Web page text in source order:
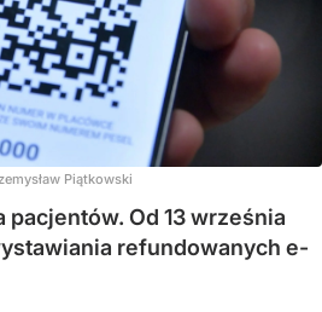
Piątkowski
Od 13 września
refundowanych e-